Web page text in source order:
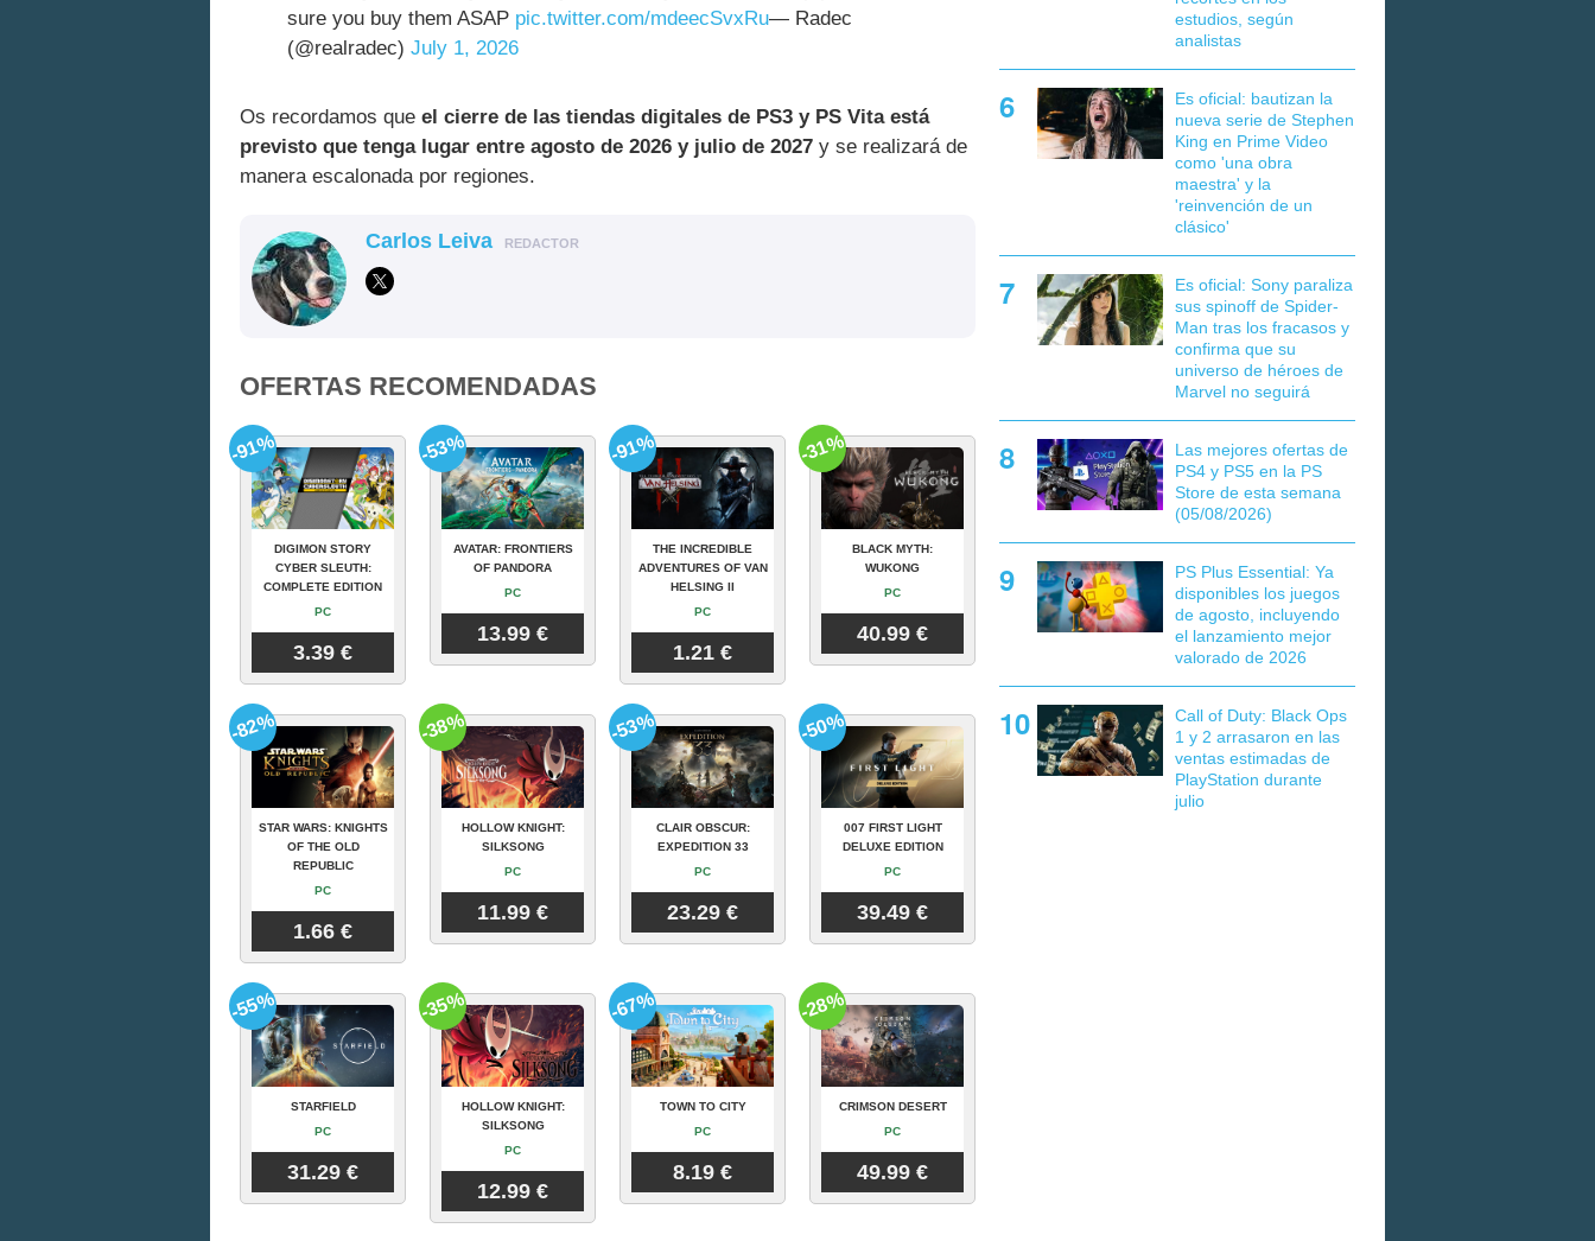
sure you buy them ASAP pic.twitter.com/mdeecSvxRu— Radec
(@realradec) July 1, 2026
Os recordamos que el cierre de las tiendas digitales de PS3 y PS Vita está
previsto que tenga lugar entre agosto de 2026 y julio de 2027 y se realizará de
manera escalonada por regiones.
Carlos Leiva REDACTOR
OFERTAS RECOMENDADAS
DIGIMON STORY
CYBER SLEUTH:
COMPLETE EDITION
PC
3.39 €
-91%
AVATAR: FRONTIERS
OF PANDORA
PC
13.99 €
-53%
THE INCREDIBLE
ADVENTURES OF VAN
HELSING II
PC
1.21 €
-91%
BLACK MYTH:
WUKONG
PC
40.99 €
-31%
STAR WARS: KNIGHTS
OF THE OLD
REPUBLIC
PC
1.66 €
-82%
HOLLOW KNIGHT:
SILKSONG
PC
11.99 €
-38%
CLAIR OBSCUR:
EXPEDITION 33
PC
23.29 €
-53%
007 FIRST LIGHT
DELUXE EDITION
PC
39.49 €
-50%
STARFIELD
PC
31.29 €
-55%
HOLLOW KNIGHT:
SILKSONG
PC
12.99 €
-35%
TOWN TO CITY
PC
8.19 €
-67%
CRIMSON DESERT
PC
49.99 €
-28%
estudios, según
analistas
Es oficial: bautizan la
nueva serie de Stephen
King en Prime Video
como 'una obra
maestra' y la
'reinvención de un
clásico'
Es oficial: Sony paraliza
sus spinoff de Spider-
Man tras los fracasos y
confirma que su
universo de héroes de
Marvel no seguirá
Las mejores ofertas de
PS4 y PS5 en la PS
Store de esta semana
(05/08/2026)
PS Plus Essential: Ya
disponibles los juegos
de agosto, incluyendo
el lanzamiento mejor
valorado de 2026
Call of Duty: Black Ops
1 y 2 arrasaron en las
ventas estimadas de
PlayStation durante
julio